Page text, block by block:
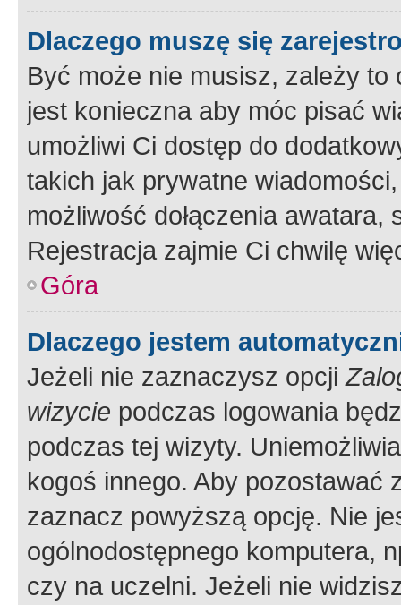
Dlaczego muszę się
Być może nie musisz, zależy
jest konieczna aby móc pisać
umożliwi Ci dostęp do
takich jak prywatne
możliwość dołączenia
Rejestracja zajmie Ci chwilę
Góra
Dlaczego jestem
Jeżeli nie zaznaczysz opcji
wizycie podczas logowania
podczas tej wizyty.
kogoś innego. Aby pozostawać
zaznacz powyższą opcję. Nie
ogólnodostępnego komputera,
czy na uczelni. Jeżeli nie